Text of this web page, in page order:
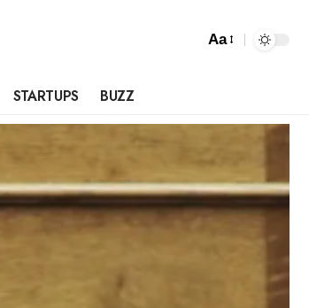
Aa
STARTUPS BUZZ